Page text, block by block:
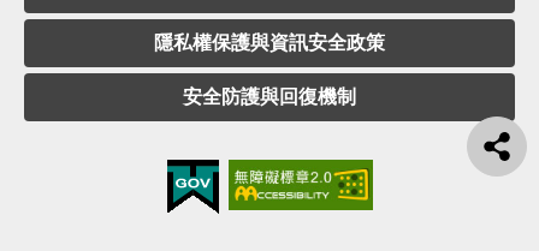
隱私權保護與資訊安全政策
安全防護與回復機制